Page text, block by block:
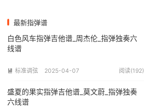
最新指弹谱
白色风车指弹吉他谱_周杰伦_指弹独奏六
线谱
 标准调弦 2025-04-07 阅读(192)
盛夏的果实指弹吉他谱_莫文蔚_指弹独奏
六线谱